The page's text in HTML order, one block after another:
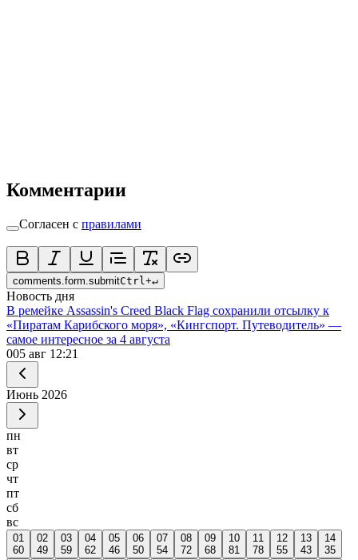
Комментарии
Согласен с правилами
comments.form.submitCtrl+↵
Новость дня
В ремейке Assassin's Creed Black Flag сохранили отсылку к
«Пиратам Карибского моря», «Кингспорт. Путеводитель» —
самое интересное за 4 августа
005 авг 12:21
Июнь 2026
пн
вт
ср
чт
пт
сб
вс
01
60
02
49
03
59
04
62
05
46
06
50
07
54
08
72
09
68
10
81
11
78
12
55
13
43
14
35